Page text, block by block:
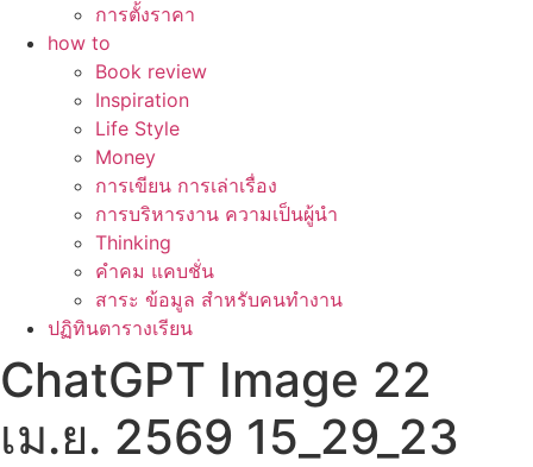
การตั้งราคา
how to
Book review
Inspiration
Life Style
Money
การเขียน การเล่าเรื่อง
การบริหารงาน ความเป็นผู้นำ
Thinking
คำคม แคบชั่น
สาระ ข้อมูล สำหรับคนทำงาน
ปฏิทินตารางเรียน
ChatGPT Image 22
เม.ย. 2569 15_29_23